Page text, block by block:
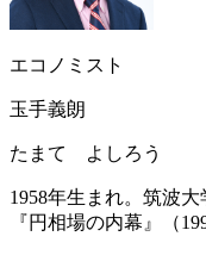
エコノミスト
玉手義朗
たまて よしろう
1958年生まれ。筑波
『円相場の内幕』（